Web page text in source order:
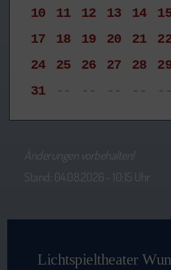
10 11 12 13 14
17
18 19 20 21
24
25 26 27 28
31
-- -- -- -- --
Änderungen vorbehalten!
Stand: 04.08.2026 - 10:15 Uhr
Lichtspieltheater